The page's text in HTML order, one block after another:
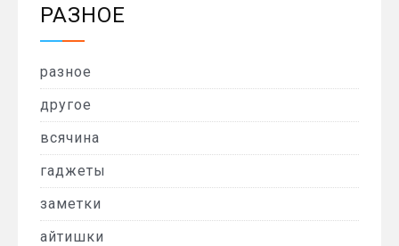
РАЗНОЕ
разное
другое
всячина
гаджеты
заметки
айтишки